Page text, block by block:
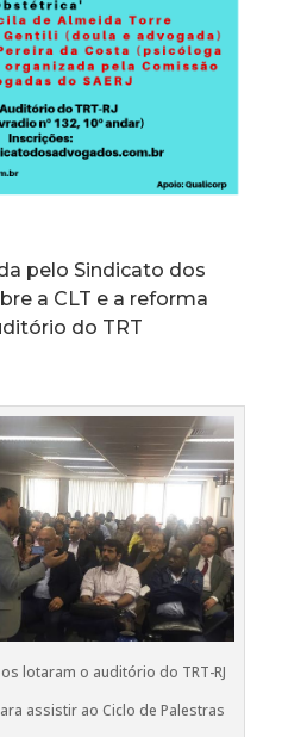
pelo Sindicato dos
a CLT e a reforma
do TRT
lotaram o auditório do TRT-RJ
assistir ao Ciclo de Palestras